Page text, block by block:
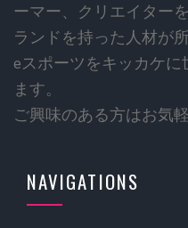
ーマー、クリエイター
ランドを持った人材が
eスポーツをキッカケ
ます。
ご興味のある方はお気
NAVIGATIONS